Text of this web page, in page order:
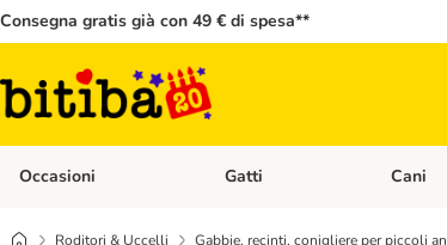
Consegna gratis già con 49 € di spesa**
Occasioni Apri Menù Categoria: Occasioni
Gatti Apri
Cani
Roditori & Uccelli Gabbie, recinti, conigliere per piccoli